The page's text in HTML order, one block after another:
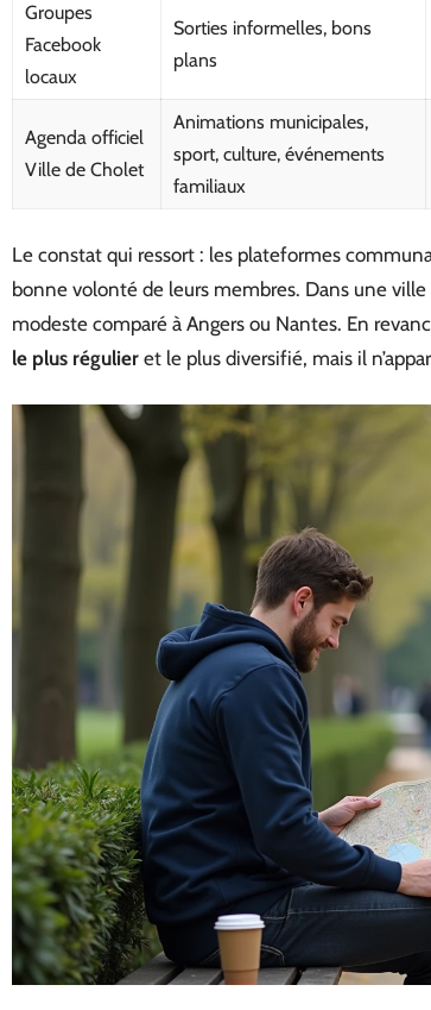
Groupes
Facebook
locaux
Sorties informelles, bons
plans
Agenda officiel
Ville de Cholet
Animations municipales,
sport, culture, événements
familiaux
Le constat qui ressort : les plateformes
bonne volonté de leurs membres. Dans une
modeste comparé à Angers ou Nantes. En
le plus régulier et le plus diversifié, mais il